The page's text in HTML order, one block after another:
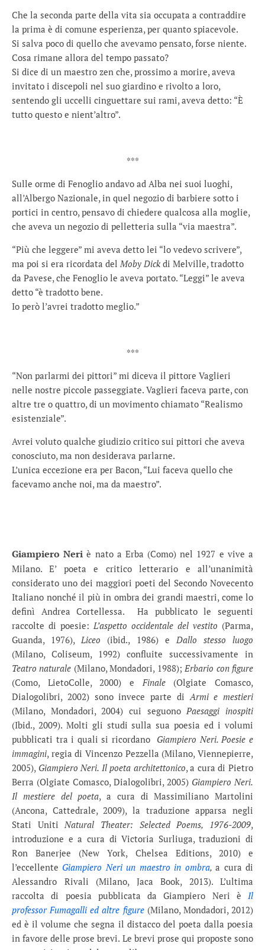
Che la seconda parte della vita sia occupata a contraddire
la prima è di comune esperienza, per quanto spiacevole.
Si salva poco di quello che avevamo pensato, forse niente.
Cosa rimane allora del tempo passato?
Si dice di un maestro zen che, prossimo a morire, aveva
invitato i discepoli nel suo giardino e rivolto a loro,
sentendo gli uccelli cinguettare sui rami, aveva detto: “È
tutto questo e nient’altro”.
***
Sulle orme di Fenoglio andavo ad Alba nei suoi luoghi,
all’Albergo Nazionale, in quel negozio di barbiere sotto i
portici in centro, pensavo di chiedere qualcosa alla moglie,
che aveva un negozio di pelletteria sulla “via maestra”.
“Più che leggere” mi aveva detto lei “lo vedevo scrivere”,
ma poi si era ricordata del Moby Dick di Melville, tradotto
da Pavese, che Fenoglio le aveva portato. “Leggi” le aveva
detto “è tradotto bene.
Io però l’avrei tradotto meglio.”
***
“Non parlarmi dei pittori” mi diceva il pittore Vaglieri
nelle nostre piccole passeggiate. Vaglieri faceva parte, con
altre tre o quattro, di un movimento chiamato “Realismo
esistenziale”.
Avrei voluto qualche giudizio critico sui pittori che aveva
conosciuto, ma non desiderava parlarne.
L’unica eccezione era per Bacon, “Lui faceva quello che
facevamo anche noi, ma da maestro”.
Giampiero Neri è nato a Erba (Como) nel 1927 e vive a
Milano. E’ poeta e critico letterario e all’unanimità
considerato uno dei maggiori poeti del Secondo Novecento
Italiano nonché il più in ombra dei grandi maestri, come lo
definì Andrea Cortellessa. Ha pubblicato le seguenti
raccolte di poesie: L’aspetto occidentale del vestito (Parma,
Guanda, 1976),Liceo (ibid., 1986) e Dallo stesso luogo
(Milano, Coliseum, 1992) confluite successivamente in
Teatro naturale (Milano, Mondadori, 1988);Erbario con figure
(Como, LietoColle, 2000) eFinale(Olgiate Comasco,
Dialogolibri, 2002) sono invece parte diArmi e mestieri
(Milano, Mondadori, 2004) cui seguonoPaesaggi inospiti
(Ibid., 2009). Molti gli studi sulla sua poesia ed i volumi
pubblicati tra i quali si ricordano Giampiero Neri. Poesie e
immagini, regia di Vincenzo Pezzella (Milano, Viennepierre,
2005), Giampiero Neri. Il poeta architettonico, a cura di Pietro
Berra (Olgiate Comasco, Dialogolibri, 2005) Giampiero Neri.
Il mestiere del poeta, a cura di Massimiliano Martolini
(Ancona, Cattedrale, 2009), la traduzione apparsa negli
Stati UnitiNatural Theater: Selected Poems, 1976-2009,
introduzione e a cura di Victoria Surliuga, traduzioni di
Ron Banerjee (New York, Chelsea Editions, 2010) e
l’eccellente Giampiero Neri un maestro in ombra,a cura di
Alessandro Rivali (Milano, Jaca Book, 2013). L’ultima
raccolta di poesia pubblicata da Giampiero Neri è Il
professor Fumagalli ed altre figure (Milano, Mondadori, 2012)
ed è il volume che segna il distacco del poeta dalla poesia
in favore delle prose brevi. Le brevi prose qui proposte sono